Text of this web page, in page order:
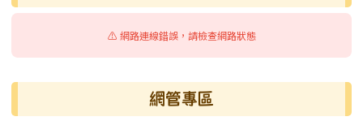
⚠️ 網路連線錯誤，請檢查網路狀態
網管專區